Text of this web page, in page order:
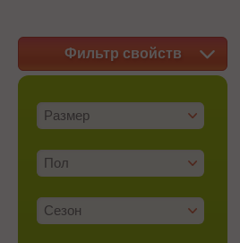
Фильтр свойств
Размер
Пол
Сезон